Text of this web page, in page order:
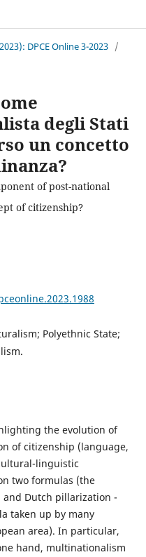
DPCE Online 3-2023 /
degli Stati
un concetto
of post-national
of citizenship?
Polyethnic State;
the evolution of
of citizenship (language,
linguistic
two formulas (the
and Dutch pillarization -
taken up by many
area). In particular,
hand, multinationalism